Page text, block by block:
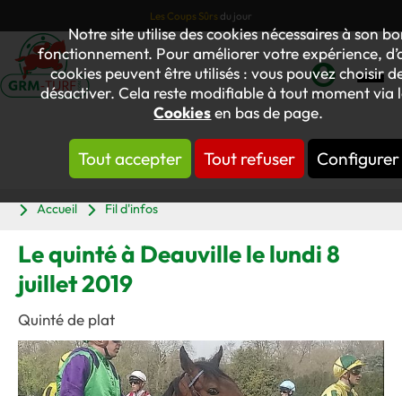
Notre site utilise des cookies nécessaires à son
fonctionnement. Pour améliorer votre expérience,
cookies peuvent être utilisés : vous pouvez choisir
désactiver. Cela reste modifiable à tout moment via
Cookiesen bas de page.
Tout accepter Tout refuser Configurer
Les Coups Sûrs du jour
Mon
compte
Accueil
Fil d'infos
Le quinté à Deauville le lundi 8
juillet 2019
Quinté de plat